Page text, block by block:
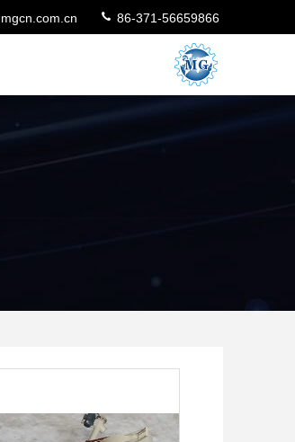
86-371-56659866